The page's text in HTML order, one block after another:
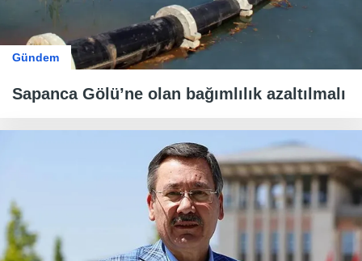
Gündem
Sapanca Gölü’ne olan bağımlılık azaltılmalı